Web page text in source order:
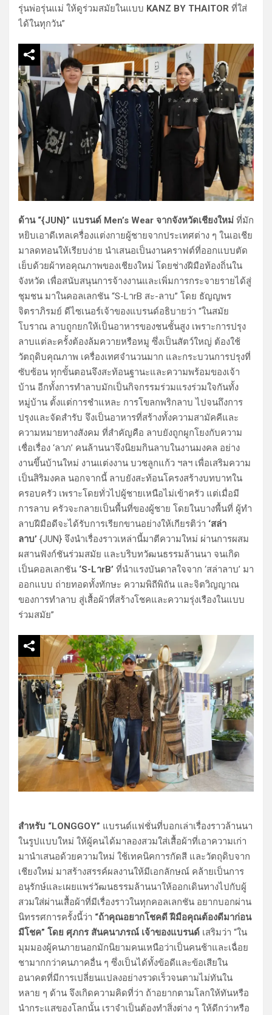
รุ่นพ่อรุ่นแม่ ให้ดูร่วมสมัยในแบบ KANZ BY THAITOR ที่ใส่
ได้ในทุกวัน”
ด้าน “{JUN}” แบรนด์ Men’s Wear จากจังหวัดเชียงใหม่ ที่มัก
หยิบเอาดีเทลเครื่องแต่งกายผู้ชายจากประเทศต่าง ๆ ในเอเชีย
มาลดทอนให้เรียบง่าย นำเสนอเป็นงานคราฟต์ที่ออกแบบตัด
เย็บด้วยผ้าทอคุณภาพของเชียงใหม่ โดยช่างฝีมือท้องถิ่นใน
จังหวัด เพื่อสนับสนุนการจ้างงานและเพิ่มการกระจายรายได้สู่
ชุมชน มาในคอลเลกชัน “S-LาrB สะ-ลาบ” โดย ธัญญพร
จิตราภิรมย์ ดีไซเนอร์เจ้าของแบรนด์อธิบายว่า “ในสมัย
โบราณ ลาบถูกยกให้เป็นอาหารของชนชั้นสูง เพราะการปรุง
ลาบแต่ละครั้งต้องล้มควายหรือหมู ซึ่งเป็นสัตว์ใหญ่ ต้องใช้
วัตถุดิบคุณภาพ เครื่องเทศจำนวนมาก และกระบวนการปรุงที่
ซับซ้อน ทุกขั้นตอนจึงสะท้อนฐานะและความพร้อมของเจ้า
บ้าน อีกทั้งการทำลาบมักเป็นกิจกรรมร่วมแรงร่วมใจกันทั้ง
หมู่บ้าน ตั้งแต่การชำแหละ การโขลกพริกลาบ ไปจนถึงการ
ปรุงและจัดสำรับ จึงเป็นอาหารที่สร้างทั้งความสามัคคีและ
ความหมายทางสังคม ที่สำคัญคือ ลาบยังถูกผูกโยงกับความ
เชื่อเรื่อง ‘ลาภ’ คนล้านนาจึงนิยมกินลาบในงานมงคล อย่าง
งานขึ้นบ้านใหม่ งานแต่งงาน บวชลูกแก้ว ฯลฯ เพื่อเสริมความ
เป็นสิริมงคล นอกจากนี้ ลาบยังสะท้อนโครงสร้างบทบาทใน
ครอบครัว เพราะโดยทั่วไปผู้ชายเหนือไม่เข้าครัว แต่เมื่อมี
การลาบ ครัวจะกลายเป็นพื้นที่ของผู้ชาย โดยในบางพื้นที่ ผู้ทำ
ลาบฝีมือดีจะได้รับการเรียกขานอย่างให้เกียรติว่า ‘สล่า
ลาบ’ {JUN} จึงนำเรื่องราวเหล่านี้มาตีความใหม่ ผ่านการผสม
ผสานฟังก์ชันร่วมสมัย และบริบทวัฒนธรรมล้านนา จนเกิด
เป็นคอลเลกชัน ‘S-LาrB’ ที่นำแรงบันดาลใจจาก ‘สล่าลาบ’ มา
ออกแบบ ถ่ายทอดทั้งทักษะ ความพิถีพิถัน และจิตวิญญาณ
ของการทำลาบ สู่เสื้อผ้าที่สร้างโชคและความรุ่งเรืองในแบบ
ร่วมสมัย”
สำหรับ “LONGGOY” แบรนด์แฟชั่นที่บอกเล่าเรื่องราวล้านนา
ในรูปแบบใหม่ ให้ผู้คนได้มาลองสวมใส่เสื้อผ้าที่เอาความเก่า
มานำเสนอด้วยความใหม่ ใช้เทคนิคการกัดสี และวัตถุดิบจาก
เชียงใหม่ มาสร้างสรรค์ผลงานให้มีเอกลักษณ์ คล้ายเป็นการ
อนุรักษ์และเผยแพร่วัฒนธรรมล้านนาให้ออกเดินทางไปกับผู้
สวมใส่ผ่านเสื้อผ้าที่มีเรื่องราวในทุกคอลเลกชัน อยากบอกผ่าน
นิทรรศการครั้งนี้ว่า “ถ้าคุณอยากโชคดี ฝีมือคุณต้องดีมาก่อน
มีโชค” โดย ศุภกร สันคนาภรณ์ เจ้าของแบรนด์ เสริมว่า “ใน
มุมมองผู้คนภายนอกมักนิยามคนเหนือว่าเป็นคนช้าและเฉื่อย
ชามากกว่าคนภาคอื่น ๆ ซึ่งเป็นได้ทั้งข้อดีและข้อเสียใน
อนาคตที่มีการเปลี่ยนแปลงอย่างรวดเร็วจนตามไม่ทันใน
หลาย ๆ ด้าน จึงเกิดความคิดที่ว่า ถ้าอยากตามโลกให้ทันหรือ
นำกระแสของโลกนั้น เราจำเป็นต้องทำสิ่งต่าง ๆ ให้ดีกว่าหรือ